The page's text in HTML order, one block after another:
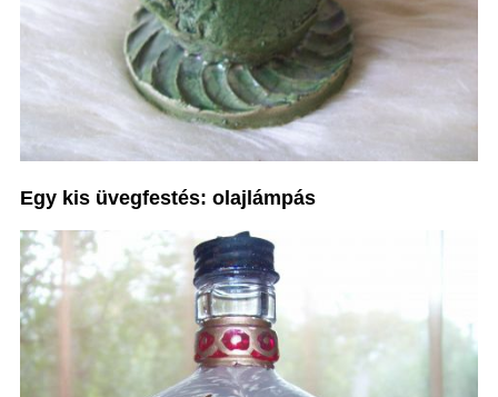
Egy kis üvegfestés: olajlámpás